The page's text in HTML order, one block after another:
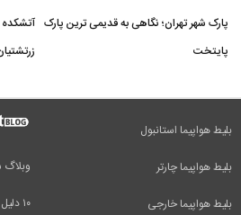
پارک شهر تهران؛ نگاهی به قدیمی ترین پارک
پایتخت
آتشکده
۱۰ دلیل برای انتخاب سفر مارکت
بلیط هواپیما استانبول
بلیط هواپیما چارتر
بلیط هواپیما خارجی